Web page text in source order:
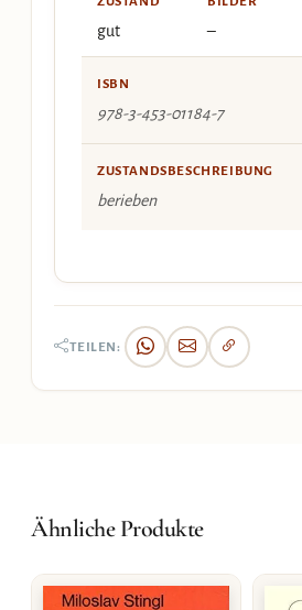
gut –
ISBN
978-3-453-01184-7
ZUSTANDSBESCHREIBUNG
berieben
TEILEN:
Ähnliche Produkte